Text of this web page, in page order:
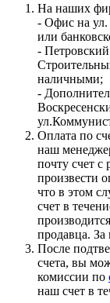
На наших
- Офис на
или
-
наличными;
-
Оплата по
наш
почту счет
произвести
что в этом
счет в
продавца.
После
счета, вы
комиссии по
наш счет в